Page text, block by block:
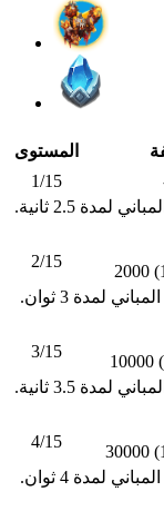
المستوى
1/15
منيع: يعكس الضرر عن كل المصادر باستثناء المباني لمدة 2.5 ثانية.
2/15
2000
منيع: يعكس الضرر عن كل المصادر باستثناء المباني لمدة 3 ثوان.
3/15
10000
منيع: يعكس الضرر عن كل المصادر باستثناء المباني لمدة 3.5 ثانية.
4/15
30000
منيع: يعكس الضرر عن كل المصادر باستثناء المباني لمدة 4 ثوان.